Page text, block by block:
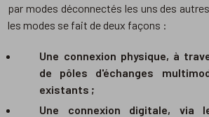
par modes déconnectés les uns des
les modes se fait de deux façons :
Une connexion physique, à
de pôles d'échanges
existants ;
Une connexion digitale, via